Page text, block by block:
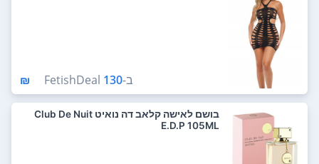
ב- FetishDeal 130 ₪
בושם לאישה קלאב דה נואיט Club De Nuit
E.D.P 105ML